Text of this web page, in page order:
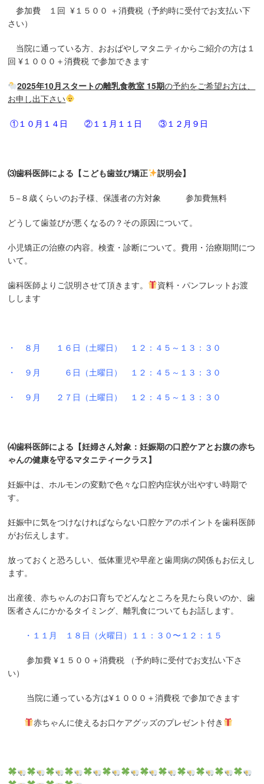
参加費 １回 ¥１５００ ＋消費税（予約時に受付でお支払い下
さい）
当院に通っている方、おおばやしマタニティからご紹介の方は１
回 ¥１０００＋消費税 で参加できます
2025年10月スタートの離乳食教室 15期の予約をご希望お方は、
お申し出下さい
①１０ 月１４日 ②１１ 月１１ 日 ③１２ 月９ 日
⑶歯科医師による【こども歯並び矯正 説明会】
５−８歳くらいのお子様、保護者の方対象 参加費無料
どうして歯並びが悪くなるの？その原因について。
小児矯正の治療の内容。検査・診断について。費用・治療期間につ
いて。
歯科医師よりご説明させて頂きます。
資料・パンフレットお渡
しします
・ ８月 １６日（土曜日） １２：４５～１３：３０
・ ９ 月 ６ 日（土曜日） １２：４５～１３：３０
・ ９月 ２７日（土曜日） １２：４５～１３：３０
⑷歯科医師による【妊婦さん対象：妊娠期の口腔ケアとお腹の赤ち
ゃんの健康を守るマタニティークラス】
妊娠中は、ホルモンの変動で色々な口腔内症状が出やすい時期で
す。
妊娠中に気をつけなければならない口腔ケアのポイントを歯科医師
がお伝えします。
放っておくと恐ろしい、低体重児や早産と歯周病の関係もお伝えし
ます。
出産後、赤ちゃんのお口育ちでどんなところを見たら良いのか、歯
医者さんにかかるタイミング、離乳食についてもお話します。
・１１月 １８日（火曜日）１１：３０〜１２：１５
参加費 ¥１５００＋消費税 （予約時に受付でお支払い下さ
い）
当院に通っている方は¥１０００＋消費税 で参加できます
赤ちゃんに使えるお口ケアグッズのプレゼント付き